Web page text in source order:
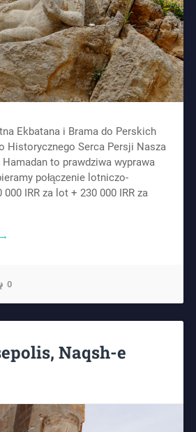
Ekbatana i Brama do Perskich
Historycznego Serca Persji Nasza
to prawdziwa wyprawa
połączenie lotniczo-
IRR za lot + 230 000 IRR za
0
Naqsh-e